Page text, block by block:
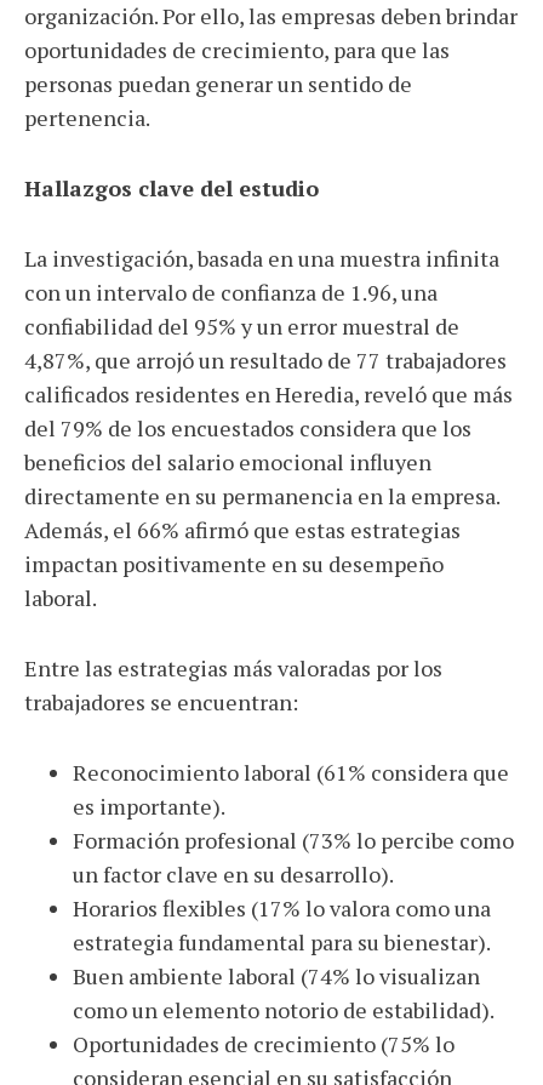
organización. Por ello, las empresas deben brindar
oportunidades de crecimiento, para que las
personas puedan generar un sentido de
pertenencia.
Hallazgos clave del estudio
La investigación, basada en una muestra infinita
con un intervalo de confianza de 1.96, una
confiabilidad del 95% y un error muestral de
4,87%, que arrojó un resultado de 77 trabajadores
calificados residentes en Heredia, reveló que más
del 79% de los encuestados considera que los
beneficios del salario emocional influyen
directamente en su permanencia en la empresa.
Además, el 66% afirmó que estas estrategias
impactan positivamente en su desempeño
laboral.
Entre las estrategias más valoradas por los
trabajadores se encuentran:
Reconocimiento laboral (61% considera que
es importante).
Formación profesional (73% lo percibe como
un factor clave en su desarrollo).
Horarios flexibles (17% lo valora como una
estrategia fundamental para su bienestar).
Buen ambiente laboral (74% lo visualizan
como un elemento notorio de estabilidad).
Oportunidades de crecimiento (75% lo
consideran esencial en su satisfacción